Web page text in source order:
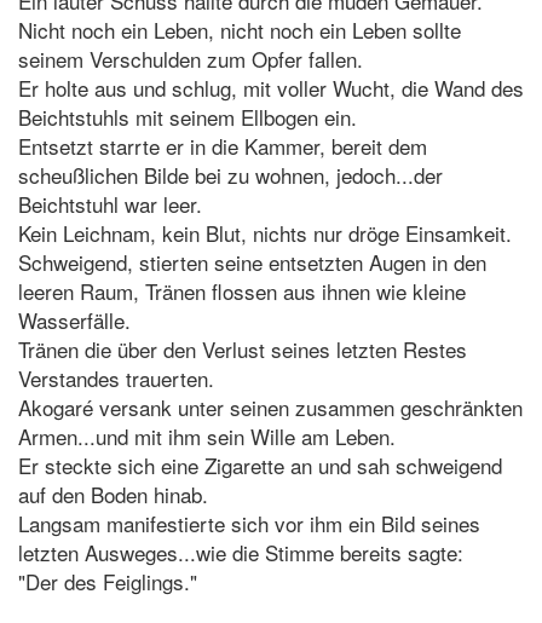
Nicht noch ein Leben, nicht noch ein Leben sollte
seinem Verschulden zum Opfer fallen.
Er holte aus und schlug, mit voller Wucht, die Wand des
Beichtstuhls mit seinem Ellbogen ein.
Entsetzt starrte er in die Kammer, bereit dem
scheußlichen Bilde bei zu wohnen, jedoch...der
Beichtstuhl war leer.
Kein Leichnam, kein Blut, nichts nur dröge Einsamkeit.
Schweigend, stierten seine entsetzten Augen in den
leeren Raum, Tränen flossen aus ihnen wie kleine
Wasserfälle.
Tränen die über den Verlust seines letzten Restes
Verstandes trauerten.
Akogaré versank unter seinen zusammen geschränkten
Armen...und mit ihm sein Wille am Leben.
Er steckte sich eine Zigarette an und sah schweigend
auf den Boden hinab.
Langsam manifestierte sich vor ihm ein Bild seines
letzten Ausweges...wie die Stimme bereits sagte:
"Der des Feiglings."